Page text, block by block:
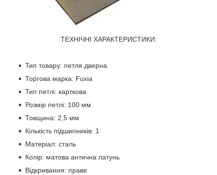
ТЕХНІЧНІ ХАРАКТЕРИСТИКИ:
Тип товару: петля дверна
Торгова марка: Fuxia
Тип петлі: карткова
Розмір петлі: 100 мм
Товщина: 2,5 мм
Кількість підшипників: 1
Матеріал: сталь
Колір: матова антична латунь
Відкривання: праве